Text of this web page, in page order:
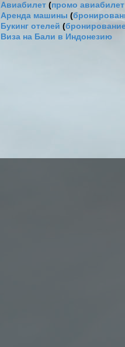
Авиабилет (промо
Аренда машины (
Букинг отелей (
Виза на Бали в Индонезию